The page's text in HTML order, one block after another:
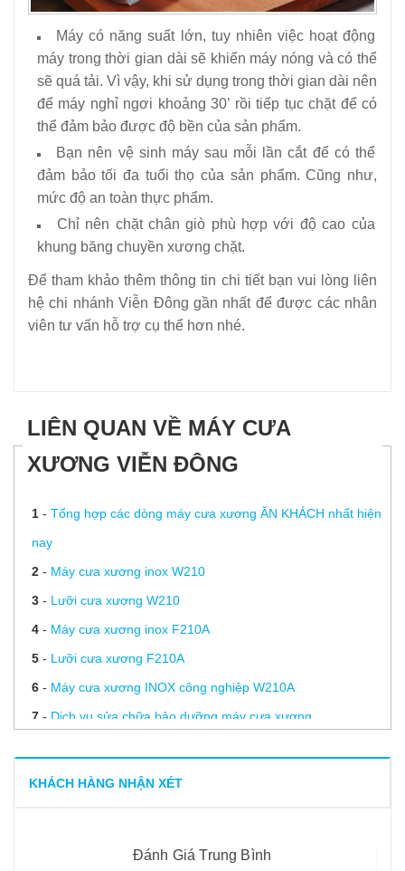
Máy có năng suất lớn, tuy nhiên việc hoạt động
máy trong thời gian dài sẽ khiến máy nóng và có thể
sẽ quá tải. Vì vậy, khi sử dụng trong thời gian dài nên
để máy nghỉ ngơi khoảng 30’ rồi tiếp tục chặt để có
thể đảm bảo được độ bền của sản phẩm.
Bạn nên vệ sinh máy sau mỗi lần cắt để có thể
đảm bảo tối đa tuổi thọ của sản phẩm. Cũng như,
mức độ an toàn thực phẩm.
Chỉ nên chặt chân giò phù hợp với độ cao của
khung băng chuyền xương chặt.
Để tham khảo thêm thông tin chi tiết bạn vui lòng liên
hệ chi nhánh Viễn Đông gần nhất để được các nhân
viên tư vấn hỗ trợ cụ thể hơn nhé.
LIÊN QUAN VỀ MÁY CƯA
XƯƠNG VIỄN ĐÔNG
1- Tổng hợp các dòng máy cưa xương ĂN KHÁCH nhất hiện
nay
2- Máy cưa xương inox W210
3- Lưỡi cưa xương W210
4- Máy cưa xương inox F210A
5- Lưỡi cưa xương F210A
6- Máy cưa xương INOX công nghiệp W210A
7- Dịch vụ sửa chữa bảo dưỡng máy cưa xương
của bạn
Lời khuyên của chuyên gia để đảm bảo an toàn khi
KHÁCH HÀNG NHẬN XÉT
Đánh Giá Trung Bình